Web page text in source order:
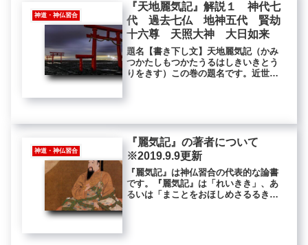
神道・神仏習合
『天地麗気記』解説１ 神代七
代 過去七仏 地神五代 賢劫
十六尊 天照大神 大日如来
題名【書き下し文】天地麗気記（かみ
つかたしもつかたうるはしきいきとう
りをきす）この巻の題名です。近世の
文】...
神道・神仏習合
『麗気記』の著者について
※2019.9.9更新
『麗気記』は神仏習合の代表的な論書
です。『麗気記』は「れいきき」、あ
るいは「まことをおほしめさるるき」